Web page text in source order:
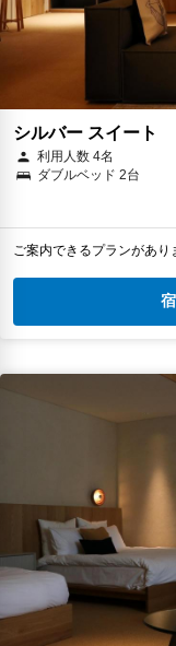
シルバー スイート
利用人数 4名
ダブルベッド 2台
ご案内できるプランがあり